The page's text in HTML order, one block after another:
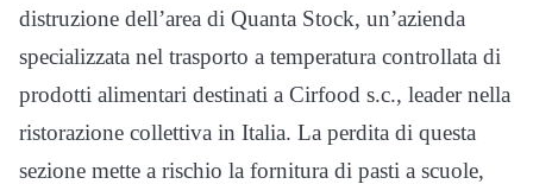
distruzione dell’area di Quanta Stock, un’azienda
specializzata nel trasporto a temperatura controllata di
prodotti alimentari destinati a Cirfood s.c., leader nella
ristorazione collettiva in Italia. La perdita di questa
sezione mette a rischio la fornitura di pasti a scuole,